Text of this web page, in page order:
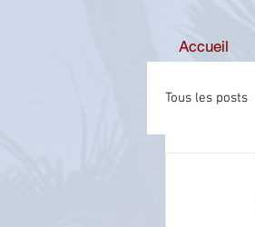
Accueil
Tous les posts